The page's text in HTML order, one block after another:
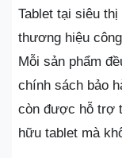
Tablet tại siêu
thương hiệu
Mỗi sản phẩm
chính sách bảo
còn được hỗ trợ
hữu tablet mà